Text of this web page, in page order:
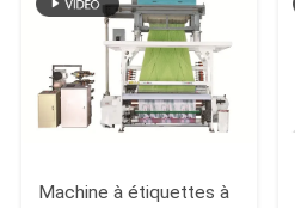
NOUVELLES
DEMANDEZ
Machine à étiquettes à